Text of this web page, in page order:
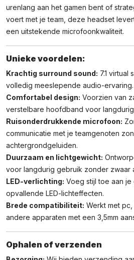
urenlang aan het gamen bent of
voert met je team, deze headset
een uitstekende microfoonkwaliteit.
Unieke voordelen:
Krachtig surround sound: 7.1 virtual
volledig meeslepende audio-ervaring.
Comfortabel design: Voorzien van
verstelbare hoofdband voor
Ruisonderdrukkende microfoon:
communicatie met je teamgenoten
achtergrondgeluiden.
Duurzaam en lichtgewicht:
voor langdurig gebruik zonder zwaar
LED-verlichting: Voeg stijl toe aan je
opvallende LED-lichteffecten.
Brede compatibiliteit: Werkt met
andere apparaten met een 3,5mm
Ophalen of verzenden